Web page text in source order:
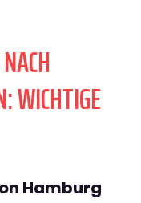
WICHTIGE
Hamburg